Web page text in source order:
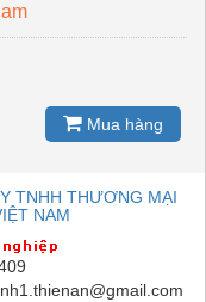
Mua hàng
TNHH THƯƠNG MẠI
NAM